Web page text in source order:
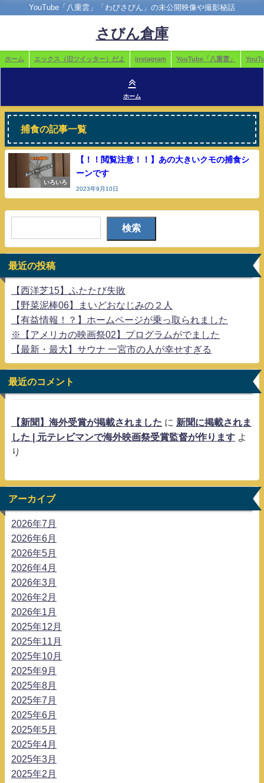
YouTube「八重雲」「わびさびん」の未公開映像や撮影秘話
さびん倉庫
ホーム エックス（旧ツイッター）だよ instagram YouTube「八重雲」
ホーム
捕食の記事一覧
いろいろ
【！！閲覧注意！！】あの大きいクモの捕食シ
ーンです
2023年9月10日
検索
最近の投稿
【西洋芝15】ふたたび失敗
【野菜泥棒06】まいどおなじみの２人
【有益情報！？】ホームページが乗っ取られました
※【アメリカの映画祭02】プログラムがでました
【最新・最大】サウナ 一宮市の人が幸せすぎる
最近のコメント
【新聞】海外受賞が掲載されました に 新聞に掲載されま
した | 元テレビマンで海外映画祭受賞監督が作ります よ
り
アーカイブ
2026年7月
2026年6月
2026年5月
2026年4月
2026年3月
2026年2月
2026年1月
2025年12月
2025年11月
2025年10月
2025年9月
2025年8月
2025年7月
2025年6月
2025年5月
2025年4月
2025年3月
2025年2月